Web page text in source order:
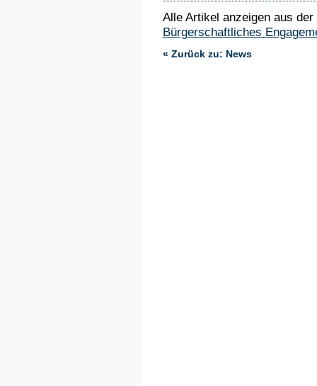
Alle Artikel anzeigen aus
Bürgerschaftliches
« Zurück zu: News